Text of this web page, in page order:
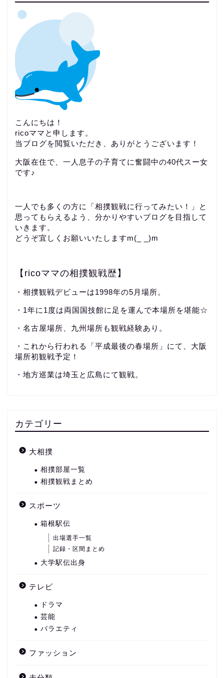
こんにちは！
ricoママと申します。
当ブログを閲覧いただき、ありがとうございます！
大阪在住で、一人息子の子育てに奮闘中の40代スー女
です♪
一人でも多くの方に「相撲観戦に行ってみたい！」と
思ってもらえるよう、分かりやすいブログを目指して
いきます。
どうぞ宜しくお願いいたしますm(_ _)m
【ricoママの相撲観戦歴】
・相撲観戦デビューは1998年の5月場所。
・1年に1度は両国国技館に足を運んで本場所を堪能☆
・名古屋場所、九州場所も観戦経験あり。
・これから行われる「平成最後の春場所」にて、大阪
場所初観戦予定！
・地方巡業は埼玉と広島にて観戦。
カテゴリー
大相撲
相撲部屋一覧
相撲観戦まとめ
スポーツ
箱根駅伝
出場選手一覧
記録・区間まとめ
大学駅伝出身
テレビ
ドラマ
芸能
バラエティ
ファッション